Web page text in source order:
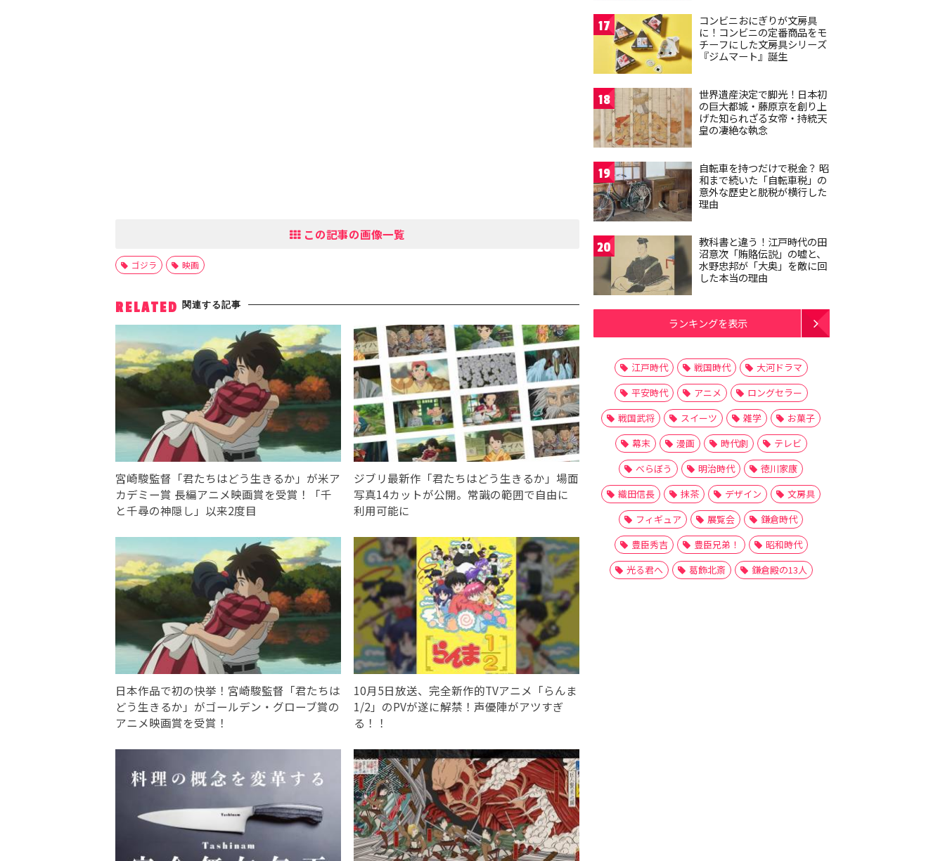
この記事の画像一覧
ゴジラ 映画
RELATED 関連する記事
宮崎駿監督「君たちはどう生きるか」が米ア
カデミー賞 長編アニメ映画賞を受賞！「千
と千尋の神隠し」以来2度目
ジブリ最新作「君たちはどう生きるか」場面
写真14カットが公開。常識の範囲で自由に
利用可能に
日本作品で初の快挙！宮崎駿監督「君たちは
どう生きるか」がゴールデン・グローブ賞の
アニメ映画賞を受賞！
10月5日放送、完全新作的TVアニメ「らんま
1/2」のPVが遂に解禁！声優陣がアツすぎ
る！！
17
コンビニおにぎりが文房具
に！コンビニの定番商品をモ
チーフにした文房具シリーズ
『ジムマート』誕生
18
世界遺産決定で脚光！日本初
の巨大都城・藤原京を創り上
げた知られざる女帝・持統天
皇の凄絶な執念
19
自転車を持つだけで税金？ 昭
和まで続いた「自転車税」の
意外な歴史と脱税が横行した
理由
20
教科書と違う！江戸時代の田
沼意次「賄賂伝説」の嘘と、
水野忠邦が「大奥」を敵に回
した本当の理由
ランキングを表示
江戸時代 戦国時代
大河ドラマ
平安時代
アニメ
ロングセラー
戦国武将
スイーツ 雑学
お菓子
幕末
漫画 時代劇
テレビ
べらぼう
明治時代
徳川家康
織田信長
抹茶 デザイン
文房具
フィギュア
展覧会
鎌倉時代
豊臣秀吉
豊臣兄弟！
昭和時代
光る君へ
葛飾北斎 鎌倉殿の13人